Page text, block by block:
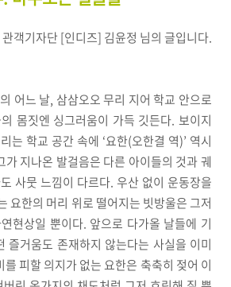
객기자단 [인디즈] 김윤정 님의 글입니다.
어느 날, 삼삼오오 무리 지어 학교 안으로
몸짓엔 싱그러움이 가득 깃든다. 보이지
는 학교 공간 속에 ‘요한(오한결 역)’ 역시
가 지나온 발걸음은 다른 아이들의 것과 궤
사뭇 느낌이 다르다. 우산 없이 운동장을
요한의 머리 위로 떨어지는 빗방울은 그저
현상일 뿐이다. 앞으로 다가올 날들에 기
즐거움도 존재하지 않는다는 사실을 이미
피할 의지가 없는 요한은 축축히 젖어 이